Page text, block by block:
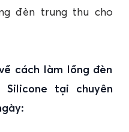
đèn trung thu cho
cách làm lồng đèn
tại chuyên